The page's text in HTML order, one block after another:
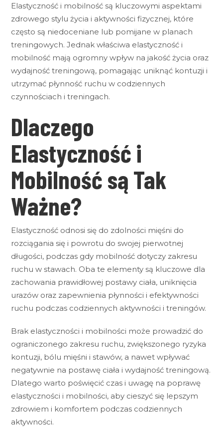
Elastyczność i mobilność są kluczowymi aspektami
zdrowego stylu życia i aktywności fizycznej, które
często są niedoceniane lub pomijane w planach
treningowych. Jednak właściwa elastyczność i
mobilność mają ogromny wpływ na jakość życia oraz
wydajność treningową, pomagając uniknąć kontuzji i
utrzymać płynność ruchu w codziennych
czynnościach i treningach.
Dlaczego
Elastyczność i
Mobilność są Tak
Ważne?
Elastyczność odnosi się do zdolności mięśni do
rozciągania się i powrotu do swojej pierwotnej
długości, podczas gdy mobilność dotyczy zakresu
ruchu w stawach. Oba te elementy są kluczowe dla
zachowania prawidłowej postawy ciała, uniknięcia
urazów oraz zapewnienia płynności i efektywności
ruchu podczas codziennych aktywności i treningów.
Brak elastyczności i mobilności może prowadzić do
ograniczonego zakresu ruchu, zwiększonego ryzyka
kontuzji, bólu mięśni i stawów, a nawet wpływać
negatywnie na postawę ciała i wydajność treningową.
Dlatego warto poświęcić czas i uwagę na poprawę
elastyczności i mobilności, aby cieszyć się lepszym
zdrowiem i komfortem podczas codziennych
aktywności.